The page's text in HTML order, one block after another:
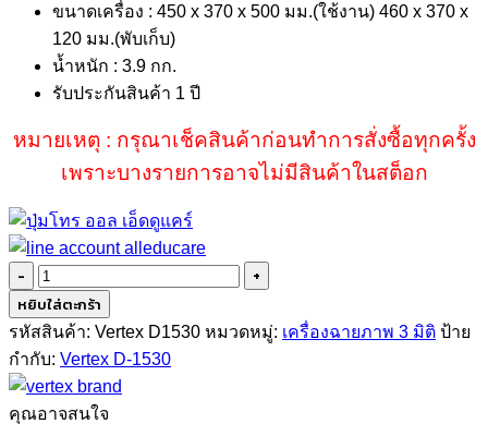
ขนาดเครื่อง : 450 x 370 x 500 มม.(ใช้งาน) 460 x 370 x
120 มม.(พับเก็บ)
น้ำหนัก : 3.9 กก.
รับประกันสินค้า 1 ปี
หมายเหตุ : กรุณาเช็คสินค้าก่อนทำการสั่งซื้อทุกครั้ง
เพราะบางรายการอาจไม่มีสินค้าในสต็อก
จำนวน
Vertex
D-
1530
ชิ้น
หยิบใส่ตะกร้า
รหัสสินค้า: Vertex D1530 หมวดหมู่: เครื่องฉายภาพ 3 มิติ ป้าย
กำกับ: Vertex D-1530
คุณอาจสนใจ